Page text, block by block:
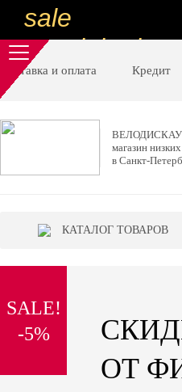
sale
special price
sale
низкие цены
вот дешево
special price
sale
надо брать
sale
Доставка и оплата Кредит
магазин
в Санкт-
КАТАЛОГ ТОВАРОВ
SALE!
-5%
ОТ